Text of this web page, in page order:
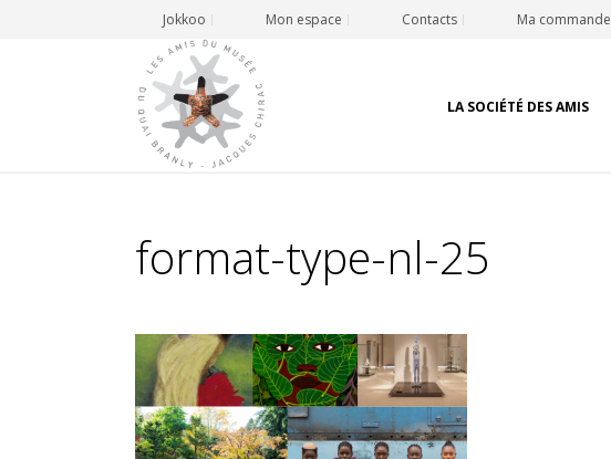
Jokkoo Mon espace Contacts Ma commande
LA SOCIÉTÉ DES AMIS
format-type-nl-25